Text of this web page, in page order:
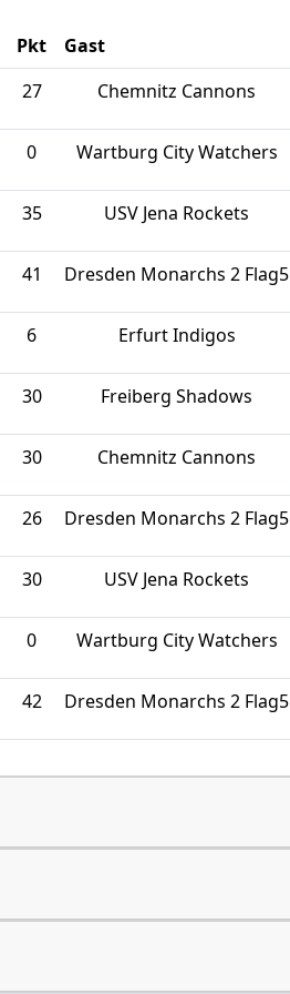
Pkt Gast
27 Chemnitz Cannons
0 Wartburg City Watchers
35 USV Jena Rockets
41 Dresden Monarchs 2 Flag5
6 Erfurt Indigos
30 Freiberg Shadows
30 Chemnitz Cannons
26 Dresden Monarchs 2 Flag5
30 USV Jena Rockets
0 Wartburg City Watchers
42 Dresden Monarchs 2 Flag5